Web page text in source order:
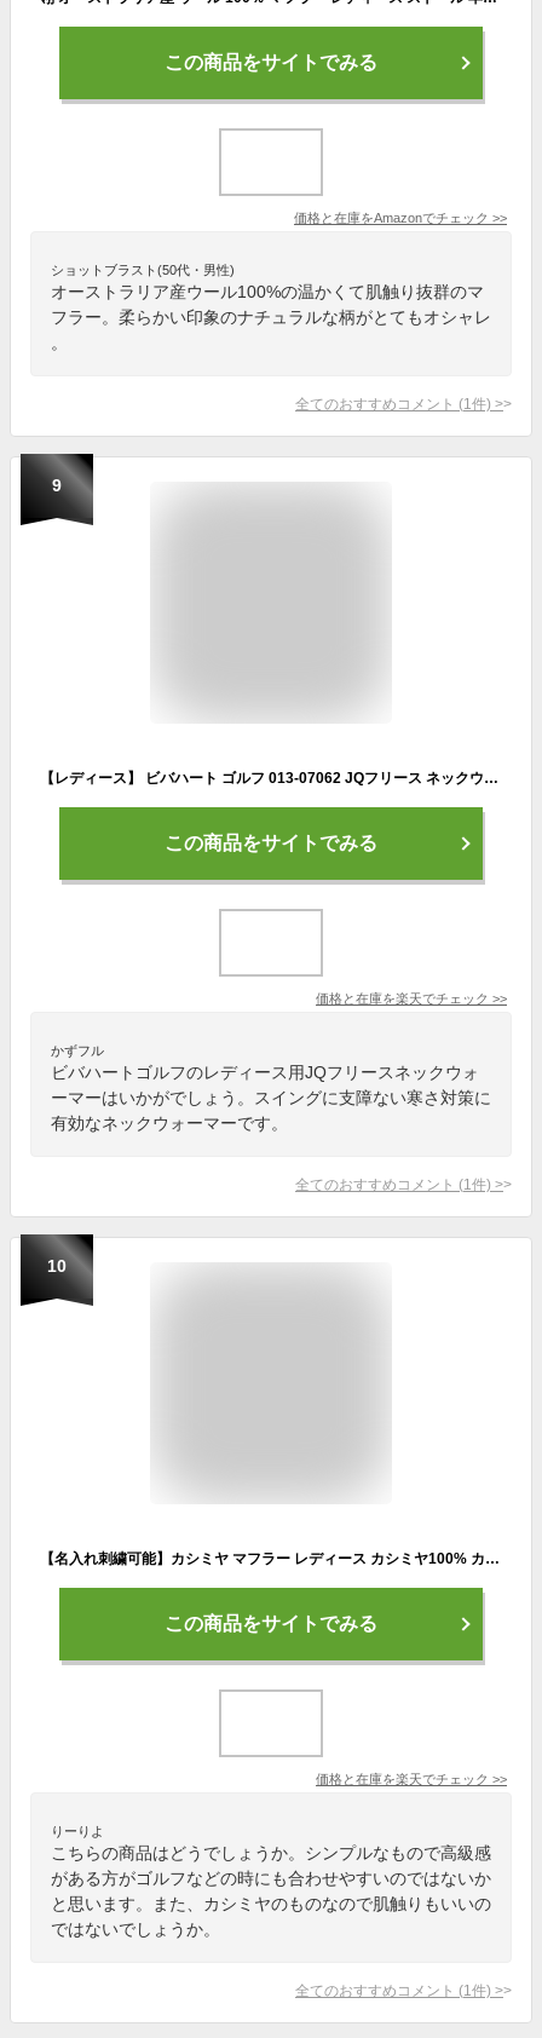
この商品をサイトでみる
価格と在庫をAmazonでチェック >>
ショットブラスト(50代・男性)
オーストラリア産ウール100%の温かくて肌触り抜群のマ
フラー。柔らかい印象のナチュラルな柄がとてもオシャレ
。
全てのおすすめコメント (1 件) >
9
【レディース】 ビバハート ゴルフ 013-07062 JQフリース ネックウォーマー ネイビー(098) 寒さ対策 ネックマフラー【あす楽対応】
この商品をサイトでみる
価格と在庫を楽天でチェック >>
かずフル
ビバハートゴルフのレディース用JQフリースネックウォ
ーマーはいかがでしょう。スイングに支障ない寒さ対策に
有効なネックウォーマーです。
全てのおすすめコメント (1 件) >
10
【名入れ刺繍可能】カシミヤ マフラー レディース カシミヤ100% カシミヤマフラー 【ネコポスで送料無料】カシミアマフラー レディースマフラー メンズ フリンジ 厚手 無地 シンプル 誕生日 秋 冬 母 女性 ブランド ギフト プレゼント クリスマス 7F (02000014r)
この商品をサイトでみる
価格と在庫を楽天でチェック >>
りーりよ
こちらの商品はどうでしょうか。シンプルなもので高級感
がある方がゴルフなどの時にも合わせやすいのではないか
と思います。また、カシミヤのものなので肌触りもいいの
ではないでしょうか。
全てのおすすめコメント (1 件) >